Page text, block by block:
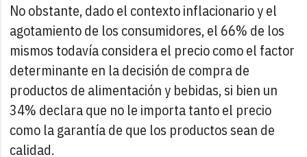
No obstante, dado el contexto inflacionario y el
agotamiento de los consumidores, el 66% de los
mismos todavía considera el precio como el factor
determinante en la decisión de compra de
productos de alimentación y bebidas, si bien un
34% declara que no le importa tanto el precio
como la garantía de que los productos sean de
calidad.